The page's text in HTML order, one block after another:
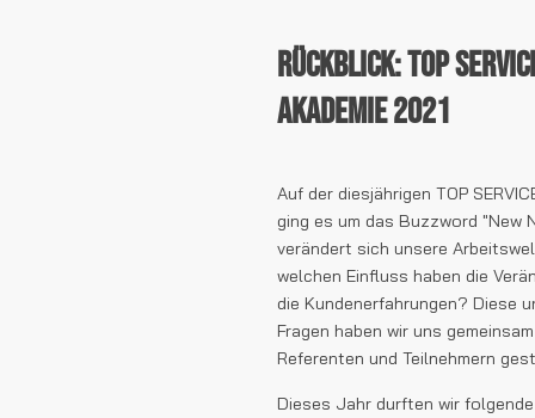
Rückblick: TOP
Akademie 2021
Auf der diesjährigen TOP
ging es um das Buzzword "New
verändert sich unsere
welchen Einfluss haben die
die Kundenerfahrungen? Diese
Fragen haben wir uns
Referenten und Teilnehmern
Dieses Jahr durften wir